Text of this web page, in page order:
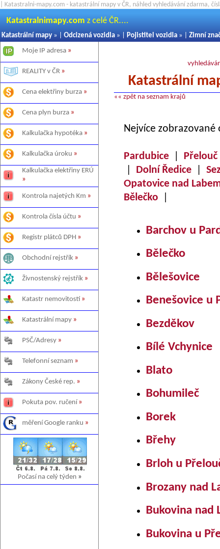
| Katastralni-mapy.com - katastrální mapy v ČR, náhled vyhledávání zdarma,
Katastralnimapy.com z celé ČR....
Katastrální mapy » | Odcizená vozidla » | Pojistitel vozidla » | Zimní
Moje IP adresa »
REALITY v ČR »
Cena elektřiny burza »
Cena plyn burza »
Kalkulačka hypotéka »
Kalkulačka úroku »
Kalkulačka elektřiny ERÚ
»
Kontrola najetých Km »
Kontrola čísla účtu »
Registr plátců DPH »
Obchodní rejstřík »
Živnostenský rejstřík »
Katastr nemovitostí »
Katastrální mapy »
PSČ/Adresy »
Telefonní seznam »
Zákony České rep. »
Pokuta pov. ručení »
měření Google ranku »
Počasí na celý týden »
Katastrální
«« zpět na seznam krajů
Nejvíce zobrazované
Pardubice| Přelouč
Dolní Ředice|
Opatovice nad
Bělečko|
Barchov u
Bělečko
Bělešovice
Benešovice u
Bezděkov
Bílé Vchynice
Blato
Bohumileč
Borek
Břehy
Brloh u
Brozany nad
Bukovina nad
Bukovina u